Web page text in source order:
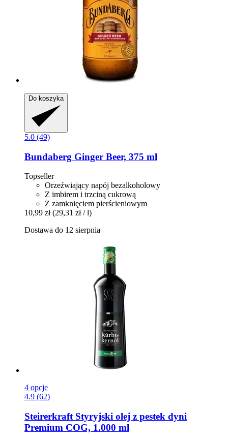
Do koszyka
5.0 (49)
Bundaberg Ginger Beer, 375 ml
Topseller
Orzeźwiający napój bezalkoholowy
Z imbirem i trzciną cukrową
Z zamknięciem pierścieniowym
10,99 zł (29,31 zł / l)
Dostawa do 12 sierpnia
4 opcje
4.9 (62)
Steirerkraft Styryjski olej z pestek dyni
Premium COG, 1.000 ml